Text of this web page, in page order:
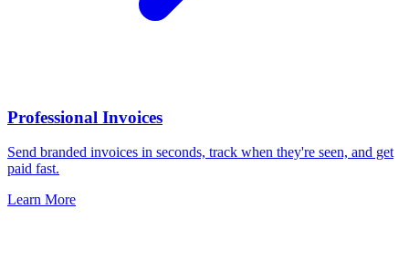
Professional Invoices
Send branded invoices in seconds, track when they're seen, and get
paid fast.
Learn More